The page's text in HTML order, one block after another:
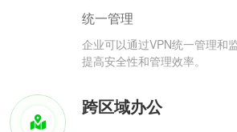
统一管理
企业可以通过VPN统一管理和
提高安全性和管理效率。
跨区域办公